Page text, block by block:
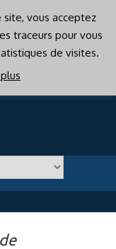
site, vous acceptez
traceurs pour vous
de visites.